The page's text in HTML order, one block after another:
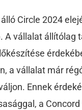
Circle 2024
A vállalat állítólag
a vállalat már
Ennek
a Concord